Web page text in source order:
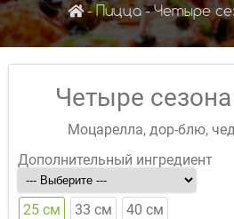
Пицца Четыре
Четыре
Моцарелла, дор-блю,
Дополнительный ингредиент
25 см 33 см 40 см